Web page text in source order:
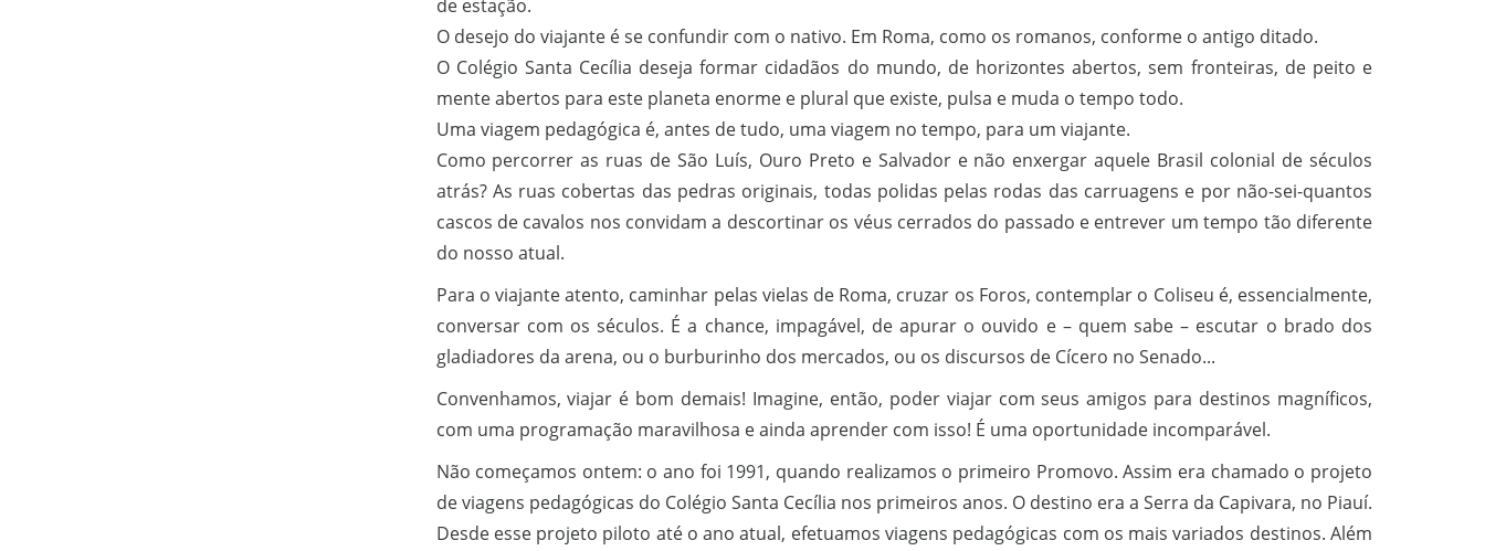
de estação.
O desejo do viajante é se confundir com o nativo. Em Roma, como os romanos, conforme o antigo ditado.
O Colégio Santa Cecília deseja formar cidadãos do mundo, de horizontes abertos, sem fronteiras, de peito e
mente abertos para este planeta enorme e plural que existe, pulsa e muda o tempo todo.
Uma viagem pedagógica é, antes de tudo, uma viagem no tempo, para um viajante.
Como percorrer as ruas de São Luís, Ouro Preto e Salvador e não enxergar aquele Brasil colonial de séculos
atrás? As ruas cobertas das pedras originais, todas polidas pelas rodas das carruagens e por não-sei-quantos
cascos de cavalos nos convidam a descortinar os véus cerrados do passado e entrever um tempo tão diferente
do nosso atual.
Para o viajante atento, caminhar pelas vielas de Roma, cruzar os Foros, contemplar o Coliseu é, essencialmente,
conversar com os séculos. É a chance, impagável, de apurar o ouvido e – quem sabe – escutar o brado dos
gladiadores da arena, ou o burburinho dos mercados, ou os discursos de Cícero no Senado...
Convenhamos, viajar é bom demais! Imagine, então, poder viajar com seus amigos para destinos magníficos,
com uma programação maravilhosa e ainda aprender com isso! É uma oportunidade incomparável.
Não começamos ontem: o ano foi 1991, quando realizamos o primeiro Promovo. Assim era chamado o projeto
de viagens pedagógicas do Colégio Santa Cecília nos primeiros anos. O destino era a Serra da Capivara, no Piauí.
Desde esse projeto piloto até o ano atual, efetuamos viagens pedagógicas com os mais variados destinos. Além